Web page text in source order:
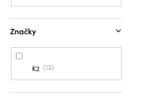
Značky
K2 12